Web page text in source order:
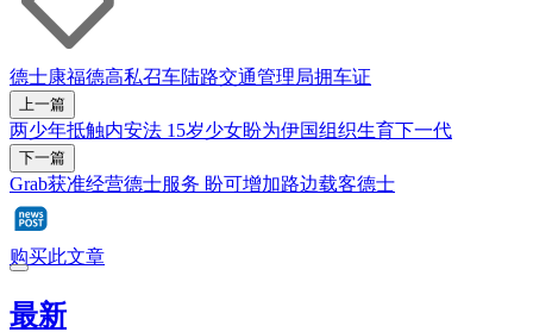
德士康福德高私召车陆路交通管理局拥车证
上一篇
两少年抵触内安法 15岁少女盼为伊国组织生育下一代
下一篇
Grab获准经营德士服务 盼可增加路边载客德士
购买此文章
最新